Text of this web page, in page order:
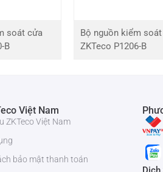
1990 * 970 * 1320 mm
soát cửa
B
Bộ nguồn kiểm
ZKTeco P1206-B
Việt Nam
ZKTeco Việt Nam
bảo mật thanh toán